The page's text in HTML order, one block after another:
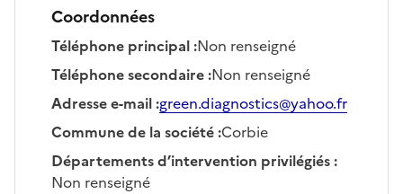
Coordonnées
Téléphone principal:Non renseigné
Téléphone secondaire:Non renseigné
Adresse e-mail:green.diagnostics@yahoo.fr
Commune de la société:Corbie
Départements d’intervention privilégiés:
Non renseigné